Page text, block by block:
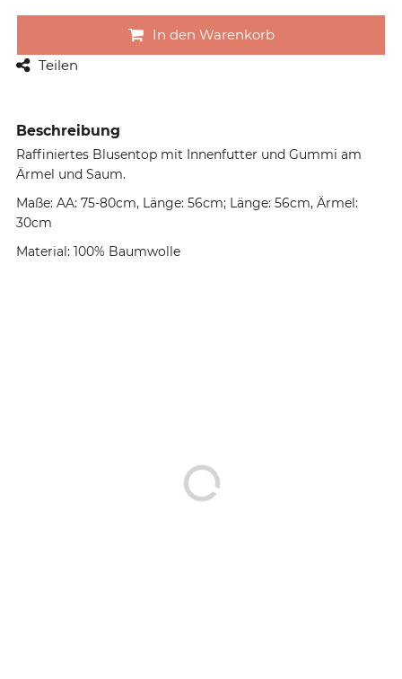
In den Warenkorb
Teilen
Beschreibung
Raffiniertes Blusentop mit Innenfutter und Gummi am
Ärmel und Saum.
Maße: AA: 75-80cm, Länge: 56cm; Länge: 56cm, Ärmel:
30cm
Material: 100% Baumwolle